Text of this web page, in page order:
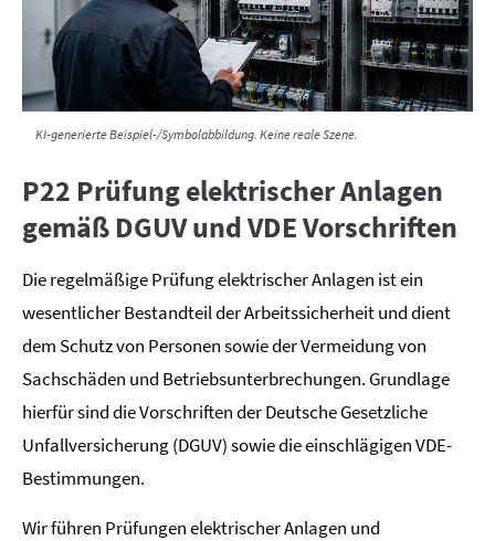
KI-generierte Beispiel-/Symbolabbildung. Keine reale Szene.
P22 Prüfung elektrischer Anlagen
gemäß DGUV und VDE Vorschriften
Die regelmäßige Prüfung elektrischer Anlagen ist ein
wesentlicher Bestandteil der Arbeitssicherheit und dient
dem Schutz von Personen sowie der Vermeidung von
Sachschäden und Betriebsunterbrechungen. Grundlage
hierfür sind die Vorschriften der Deutsche Gesetzliche
Unfallversicherung (DGUV) sowie die einschlägigen VDE-
Bestimmungen.
Wir führen Prüfungen elektrischer Anlagen und